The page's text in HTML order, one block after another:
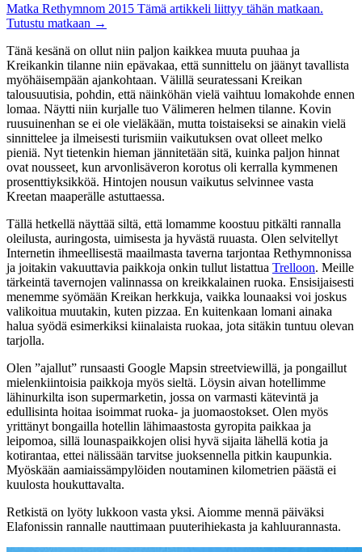
Matka Rethymnom 2015 Tämä artikkeli liittyy tähän matkaan.
Tutustu matkaan →
Tänä kesänä on ollut niin paljon kaikkea muuta puuhaa ja
Kreikankin tilanne niin epävakaa, että sunnittelu on jäänyt tavallista
myöhäisempään ajankohtaan. Välillä seuratessani Kreikan
talousuutisia, pohdin, että näinköhän vielä vaihtuu lomakohde ennen
lomaa. Näytti niin kurjalle tuo Välimeren helmen tilanne. Kovin
ruusuinenhan se ei ole vieläkään, mutta toistaiseksi se ainakin vielä
sinnittelee ja ilmeisesti turismiin vaikutuksen ovat olleet melko
pieniä. Nyt tietenkin hieman jännitetään sitä, kuinka paljon hinnat
ovat nousseet, kun arvonlisäveron korotus oli kerralla kymmenen
prosenttiyksikköä. Hintojen nousun vaikutus selvinnee vasta
Kreetan maaperälle astuttaessa.
Tällä hetkellä näyttää siltä, että lomamme koostuu pitkälti rannalla
oleilusta, auringosta, uimisesta ja hyvästä ruuasta. Olen selvitellyt
Internetin ihmeellisestä maailmasta taverna tarjontaa Rethymnonissa
ja joitakin vakuuttavia paikkoja onkin tullut listattua Trelloon. Meille
tärkeintä tavernojen valinnassa on kreikkalainen ruoka. Ensisijaisesti
menemme syömään Kreikan herkkuja, vaikka lounaaksi voi joskus
valikoitua muutakin, kuten pizzaa. En kuitenkaan lomani ainaka
halua syödä esimerkiksi kiinalaista ruokaa, jota sitäkin tuntuu olevan
tarjolla.
Olen ”ajallut” runsaasti Google Mapsin streetviewillä, ja pongaillut
mielenkiintoisia paikkoja myös sieltä. Löysin aivan hotellimme
lähinurkilta ison supermarketin, jossa on varmasti kätevintä ja
edullisinta hoitaa isoimmat ruoka- ja juomaostokset. Olen myös
yrittänyt bongailla hotellin lähimaastosta gyropita paikkaa ja
leipomoa, sillä lounaspaikkojen olisi hyvä sijaita lähellä kotia ja
kotirantaa, ettei nälissään tarvitse juoksennella pitkin kaupunkia.
Myöskään aamiaissämpylöiden noutaminen kilometrien päästä ei
kuulosta houkuttavalta.
Retkistä on lyöty lukkoon vasta yksi. Aiomme mennä päiväksi
Elafonissin rannalle nauttimaan puuterihiekasta ja kahluurannasta.